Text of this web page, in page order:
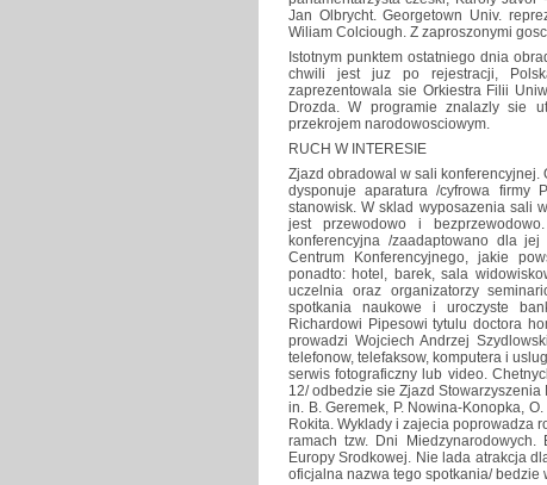
Jan Olbrycht. Georgetown Univ.
Wiliam Colciough. Z zaproszonymi
Istotnym punktem ostatniego dnia
chwili jest juz po rejestracji,
zaprezentowala sie Orkiestra Filii
Drozda. W programie znalazly sie
przekrojem narodowosciowym.
RUCH W INTERESIE
Zjazd obradowal w sali konferencyjnej.
dysponuje aparatura /cyfrowa firmy
stanowisk. W sklad wyposazenia sali
jest przewodowo i
konferencyjna /zaadaptowano dla
Centrum Konferencyjnego, jakie
ponadto: hotel, barek, sala
uczelnia oraz organizatorzy
spotkania naukowe i uroczyste
Richardowi Pipesowi tytulu doctora
prowadzi Wojciech Andrzej
telefonow, telefaksow, komputera i
serwis fotograficzny lub video.
12/ odbedzie sie Zjazd
in. B. Geremek, P. Nowina-Konopka,
Rokita. Wyklady i zajecia poprowadza
ramach tzw. Dni
Europy Srodkowej. Nie lada atrakcja
oficjalna nazwa tego spotkania/ bedzie